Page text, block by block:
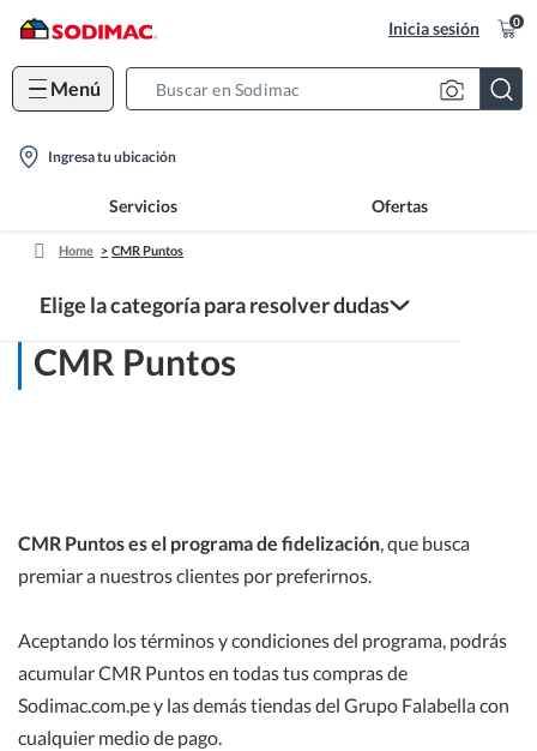
Inicia sesión 0
Menú
location-
Ingresa tu ubicación
Servicios Ofertas
Home CMR Puntos
Elige la categoría para resolver dudas
Centro de ayuda
Comprar con asesoría
Medios de pago
Evaluaciones
Tipos de entrega
Estado del pedido
Cambiar datos de entrega
Cambios y reemplazos
Plazos de reembolso
Garantías
Garantía extendida
Mi cuenta
CMR Puntos
CMR Puntos es el programa de fidelización, que busca
premiar a nuestros clientes por preferirnos.
Aceptando los términos y condiciones del programa, podrás
acumular CMR Puntos en todas tus compras de
Sodimac.com.pe y las demás tiendas del Grupo Falabella con
cualquier medio de pago.